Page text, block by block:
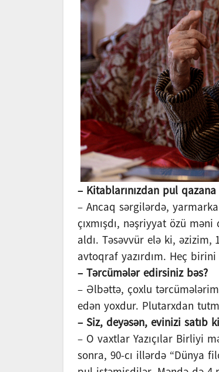
– Kitablarınızdan pul
– Ancaq sərgilərdə,
çıxmışdı, nəşriyyat özü
aldı. Təsəvvür elə ki, əzizim,
avtoqraf yazırdım. Heç
– Tərcümələr edirsiniz bəs?
– Əlbəttə, çoxlu
edən yoxdur. Plutarxdan
– Siz, deyəsən, evinizi satıb
– O vaxtlar Yazıçılar Birliyi
sonra, 90-cı illərdə “Dünya